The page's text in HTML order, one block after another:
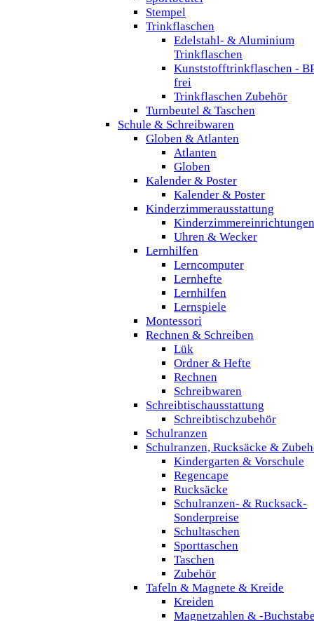
Stempel
Trinkflaschen
Edelstahl- & Aluminium
Trinkflaschen
Kunststofftrinkflaschen -
frei
Trinkflaschen Zubehör
Turnbeutel & Taschen
Schule & Schreibwaren
Globen & Atlanten
Atlanten
Globen
Kalender & Poster
Kalender & Poster
Kinderzimmerausstattung
Kinderzimmereinrichtungen
Uhren & Wecker
Lernhilfen
Lerncomputer
Lernhefte
Lernhilfen
Lernspiele
Montessori
Rechnen & Schreiben
Lük
Ordner & Hefte
Rechnen
Schreibwaren
Schreibtischausstattung
Schreibtischzubehör
Schulranzen
Schulranzen, Rucksäcke &
Kindergarten & Vorschule
Regencape
Rucksäcke
Schulranzen- & Rucksack-
Sonderpreise
Schultaschen
Sporttaschen
Taschen
Zubehör
Tafeln & Magnete & Kreide
Kreiden
Magnetzahlen & -